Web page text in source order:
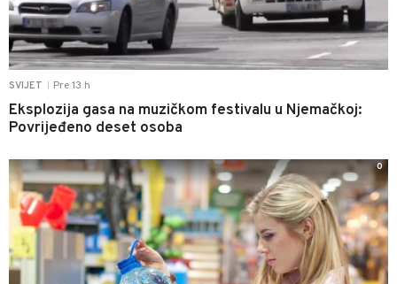
SVIJET Pre 13 h
Eksplozija gasa na muzičkom festivalu u Njemačkoj:
Povrijeđeno deset osoba
0